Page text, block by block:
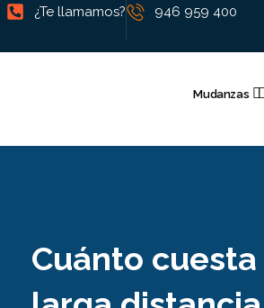
¿Te llamamos? 946 959 400
Mudanzas
Cuánto